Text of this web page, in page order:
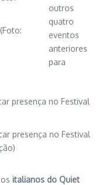
outros
quatro
eventos
anteriores
para
presença no Festival
italianos do Quiet